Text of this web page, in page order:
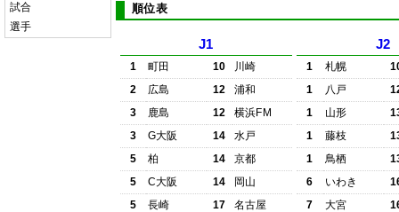
試合
選手
順位表
J1
1 町田 10
川崎
2
広島 12
浦和
3
鹿島 12
横浜FM
3
G大阪 14
水戸
5
柏 14
京都
5
C大阪 14
岡山
5
長崎 17
名古屋
J2
1 札幌
1
八戸
1
山形
1
藤枝
1
鳥栖
6
いわき
7
大宮